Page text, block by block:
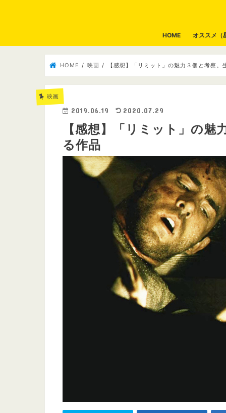
HOME オススメ（
HOME 映画 【感想】「リミット」の魅力３個と考察
映画
2019.06.19 2020.07.29
【感想】「リミット」の
る作品